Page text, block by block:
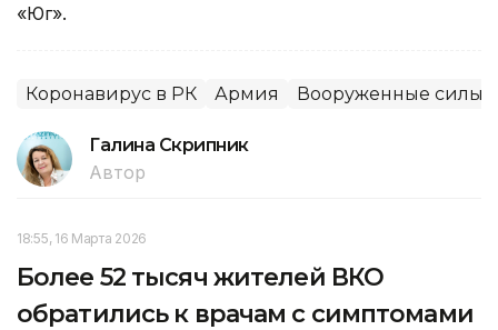
«Юг».
Коронавирус в РК Армия Вооруженные силы
Галина Скрипник
Автор
18:55, 16 Марта 2026
Более 52 тысяч жителей ВКО
обратились к врачам с симптомами